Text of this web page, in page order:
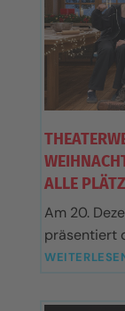
ALLE
Am 20.
präsentiert